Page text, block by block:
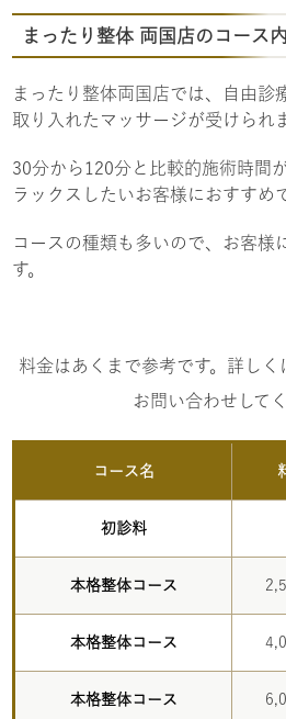
まったり整体 両国店のコース
まったり整体両国店では、自由診
取り入れたマッサージが受けられ
30分から120分と比較的施術時間
ラックスしたいお客様におすすめ
コースの種類も多いので、お客様
す。
料金はあくまで参考です。詳し
お問い合わせして
コース名
初診料
本格整体コース
本格整体コース
本格整体コース